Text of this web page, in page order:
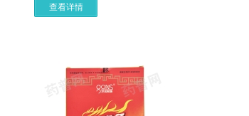
查看详情